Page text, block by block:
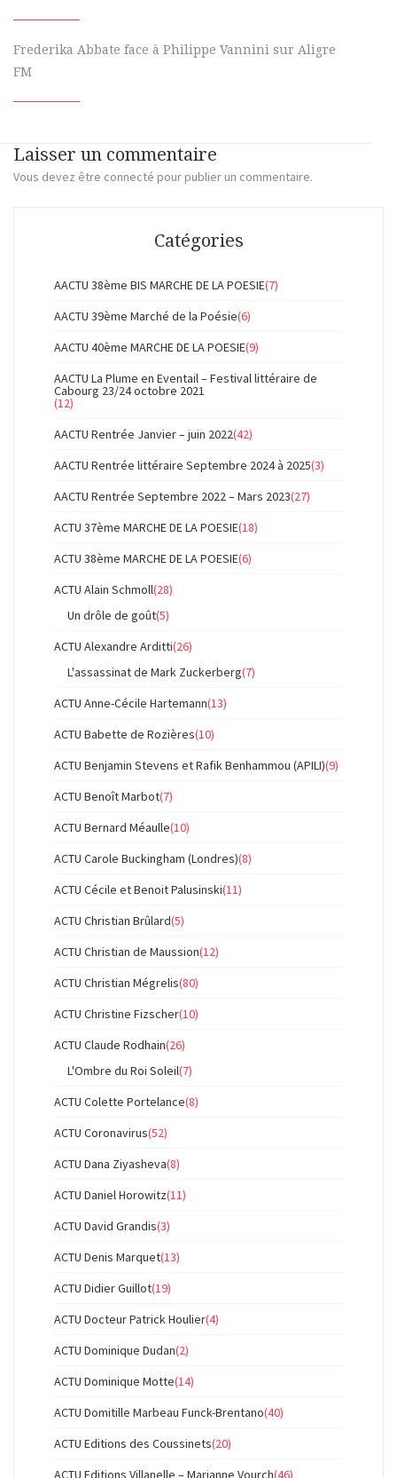
Frederika Abbate face à Philippe Vannini sur Aligre
FM
Laisser un commentaire
Vous devez être connecté pour publier un commentaire.
Catégories
AACTU 38ème BIS MARCHE DE LA POESIE(7)
AACTU 39ème Marché de la Poésie(6)
AACTU 40ème MARCHE DE LA POESIE(9)
AACTU La Plume en Eventail – Festival littéraire de
Cabourg 23/24 octobre 2021
(12)
AACTU Rentrée Janvier – juin 2022(42)
AACTU Rentrée littéraire Septembre 2024 à 2025(3)
AACTU Rentrée Septembre 2022 – Mars 2023(27)
ACTU 37ème MARCHE DE LA POESIE(18)
ACTU 38ème MARCHE DE LA POESIE(6)
ACTU Alain Schmoll(28)
Un drôle de goût(5)
ACTU Alexandre Arditti(26)
L'assassinat de Mark Zuckerberg(7)
ACTU Anne-Cécile Hartemann(13)
ACTU Babette de Rozières(10)
ACTU Benjamin Stevens et Rafik Benhammou (APILI)(9)
ACTU Benoît Marbot(7)
ACTU Bernard Méaulle(10)
ACTU Carole Buckingham (Londres)(8)
ACTU Cécile et Benoit Palusinski(11)
ACTU Christian Brûlard(5)
ACTU Christian de Maussion(12)
ACTU Christian Mégrelis(80)
ACTU Christine Fizscher(10)
ACTU Claude Rodhain(26)
L'Ombre du Roi Soleil(7)
ACTU Colette Portelance(8)
ACTU Coronavirus(52)
ACTU Dana Ziyasheva(8)
ACTU Daniel Horowitz(11)
ACTU David Grandis(3)
ACTU Denis Marquet(13)
ACTU Didier Guillot(19)
ACTU Docteur Patrick Houlier(4)
ACTU Dominique Dudan(2)
ACTU Dominique Motte(14)
ACTU Domitille Marbeau Funck-Brentano(40)
ACTU Editions des Coussinets(20)
ACTU Editions Villanelle – Marianne Vourch(46)